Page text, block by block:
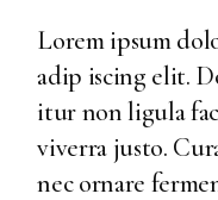
Lorem ipsum
adip iscing elit.
itur non ligula
viverra justo.
nec ornare